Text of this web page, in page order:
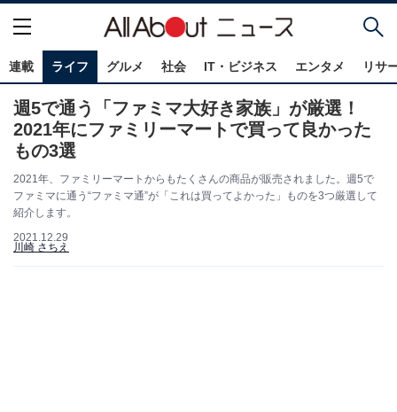
連載 ライフ グルメ 社会 IT・ビジネス エンタメ リサ
週5で通う「ファミマ大好き家族」が厳選！
2021年にファミリーマートで買って良かった
もの3選
2021年、ファミリーマートからもたくさんの商品が販売されました。週5で
ファミマに通う“ファミマ通”が「これは買ってよかった」ものを3つ厳選して
紹介します。
2021.12.29
川崎 さちえ